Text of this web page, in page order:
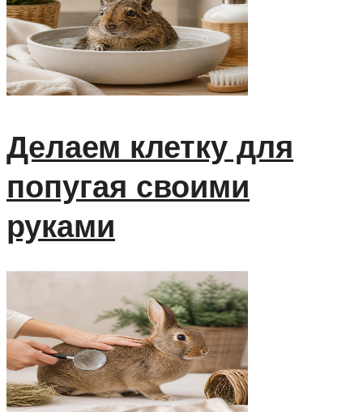
Делаем клетку для
попугая своими
руками